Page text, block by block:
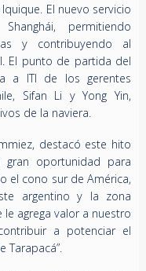
El nuevo servicio
permitiendo
y contribuyendo al
El punto de partida del
a ITI de los gerentes
Sifan Li y Yong Yin,
de la naviera.
destacó este hito
gran oportunidad para
el cono sur de América,
argentino y la zona
agrega valor a nuestro
a potenciar el
Tarapacá”.